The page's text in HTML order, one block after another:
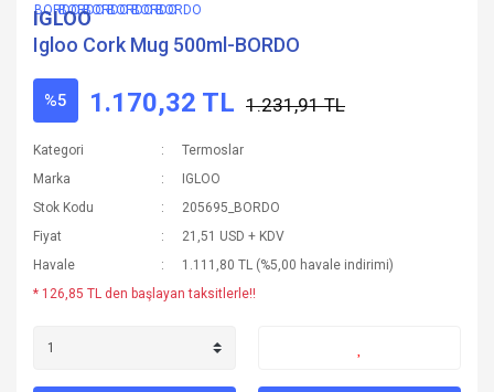
IGLOO
Igloo Cork Mug 500ml-BORDO
%5 1.170,32 TL 1.231,91 TL
Kategori
Termoslar
Marka
IGLOO
Stok Kodu
205695_BORDO
Fiyat
21,51 USD + KDV
Havale
1.111,80 TL (%5,00 havale indirimi)
* 126,85 TL den başlayan taksitlerle!!